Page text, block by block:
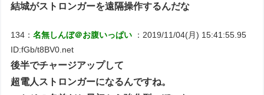
結城がストロンガーを遠隔操作するんだな
134：名無しんぼ＠お腹いっぱい
：2019/11/04(月) 15:41:55.95
ID:fGb/t8BV0.net
後半でチャージアップして
超電人ストロンガーになるんですね。